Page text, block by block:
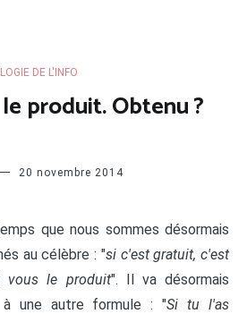
DE L'INFO
produit. Obtenu ?
20 novembre 2014
que nous sommes désormais
au célèbre : "si c'est gratuit, c'est
vous le produit". Il va désormais
à une autre formule : "Si tu l'as